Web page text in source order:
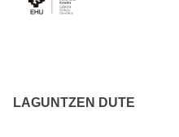
LAGUNTZEN DUTE